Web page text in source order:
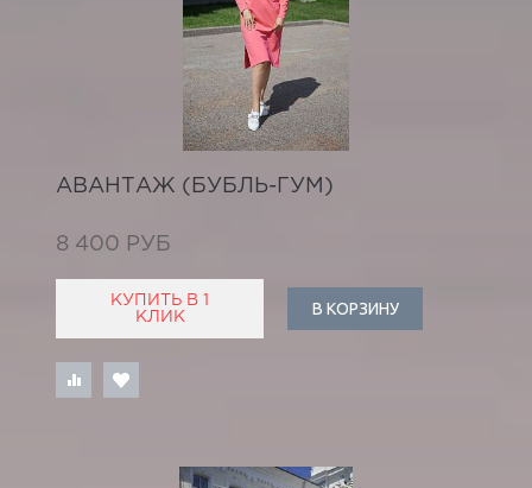
АВАНТАЖ (БУБЛЬ-ГУМ)
8 400 РУБ
КУПИТЬ В 1
КЛИК
В КОРЗИНУ